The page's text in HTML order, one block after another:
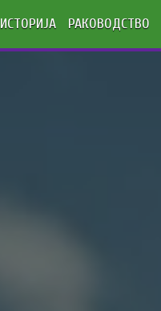
ИСТОРИЈА РАКОВОДСТВО